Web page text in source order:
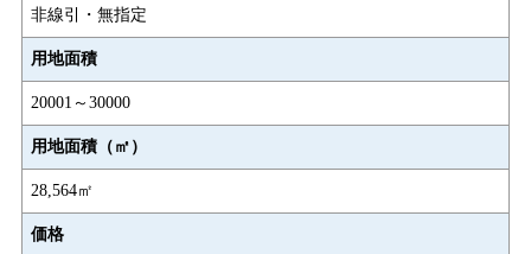
非線引・無指定
用地面積
20001～30000
用地面積（㎡）
28,564㎡
価格